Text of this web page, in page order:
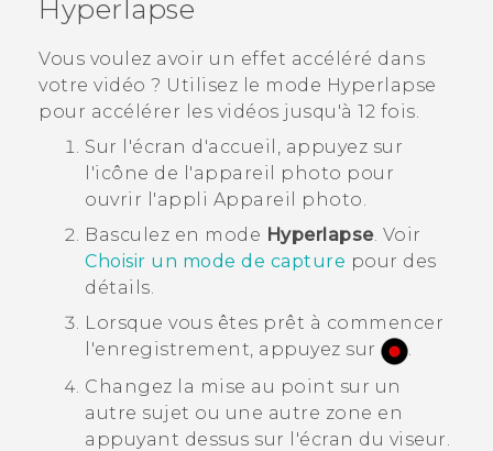
ASSISTANCE
Appareils HTC & Accessoires
Hyperlapse
Vous voulez avoir un effet accéléré dans
votre vidéo ? Utilisez le mode Hyperlapse
pour accélérer les vidéos jusqu'à 12 fois.
Sur l'écran d'accueil , appuyez sur
l'icône de l'appareil photo pour
ouvrir l'appli Appareil photo.
Basculez en mode Hyperlapse. Voir
Choisir un mode de capture pour des
détails.
Lorsque vous êtes prêt à commencer
l'enregistrement, appuyez sur
.
Changez la mise au point sur un
autre sujet ou une autre zone en
appuyant dessus sur l'écran du viseur.